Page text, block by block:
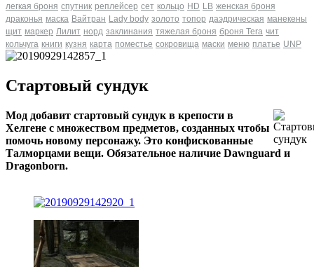
легкая броня спутник реплейсер сет кольцо HD LB женская броня
драконья маска Вайтран Lady body золото топор даэдрическая манекены
щит маркер Лилит норд заклинания тяжелая броня броня Tera чит
кольчуга книги кузня карта поместье сокровища маски меню платье UNP
Стартовый сундук
Мод добавит стартовый сундук в крепости в
Хелгене с множеством предметов, созданных чтобы
помочь новому персонажу. Это конфискованные
Талморцами вещи. Обязательное наличие Dawnguard и
Dragonborn.